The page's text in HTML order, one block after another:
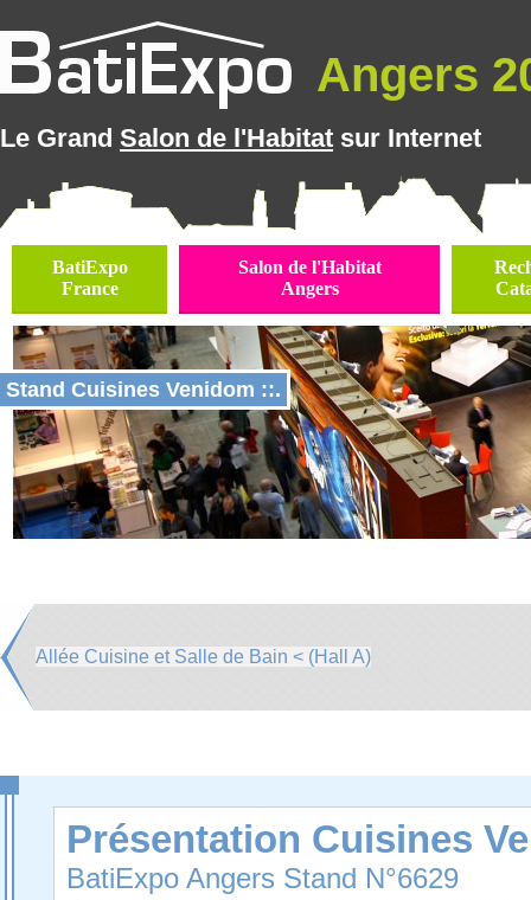
Angers
Le Grand Salon de l'Habitat sur Internet
BatiExpo
France
Salon de l'Habitat
Angers
Stand Cuisines Venidom ::.
Allée Cuisine et Salle de Bain < (Hall A)
Présentation Cuisines
BatiExpo Angers Stand N°6629